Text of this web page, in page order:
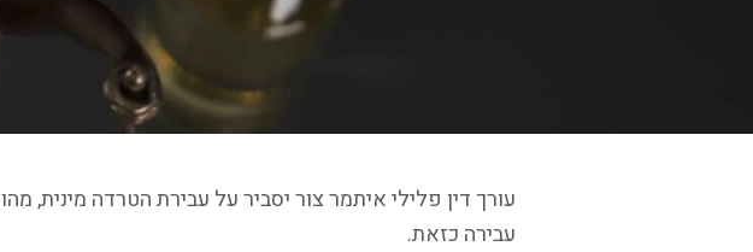
עורך דין פלילי איתמר צור יסביר על עבירת הטרדה מינית,
עבירה כזאת.